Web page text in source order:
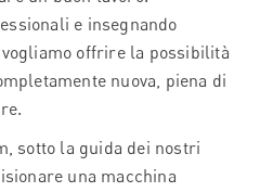
e insegnando
offrire la possibilità
nuova, piena di
sotto la guida dei nostri
una macchina